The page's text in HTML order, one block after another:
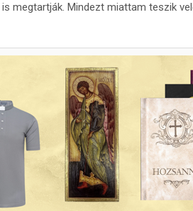
megtartják. Mindezt miattam teszik